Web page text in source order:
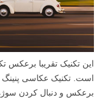
این تکنیک تقریبا
است. تکنیک عکاسی پنینگ
برعکس و دنبال کردن